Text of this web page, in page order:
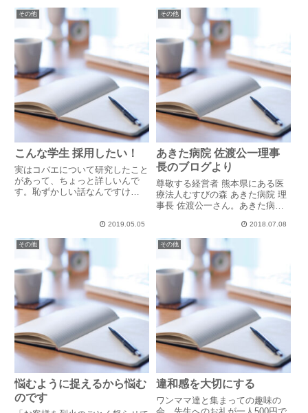
を投げかけますか？」というワー
クを行いました。出てきたものは
こんな感じでした。・あなたは
K...
り、オンラインでのやり取りな
ど、人が何か言葉を発したり、人
その他
こんな学生 採用したい！
実はコバエについて研究したこと
があって、ちょっと詳しいんで
す。恥ずかしい話なんですけ
2日留守にしたことがあって。そ
したら、帰ってきたらコバエが発
生していたんです。1匹とか2匹
2019.05.05
その他
あきた病院 佐渡公一理事
長のブログより
尊敬する経営者 熊本県にある医
療法人むすびの森 あきた病院 理
事長 佐渡公一さん。あきた病院
さん。愛がいっぱい詰まったブロ
グを、一人でも多くの方が目にし
ていただければと思いご紹介いた
します。『人間関係』同じ人間...
2018.07.08
その他
悩むように捉えるから悩む
のです
その他
違和感を大切にする
ワンママ達と集まっての趣味の